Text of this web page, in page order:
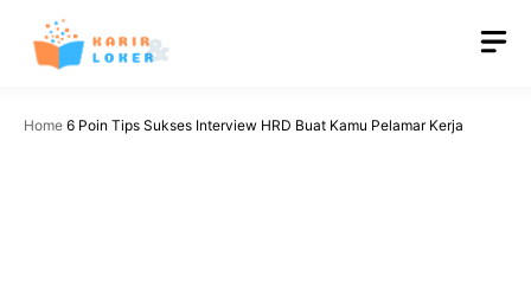
Langsung
Home 6 Poin Tips Sukses Interview HRD Buat Kamu Pelamar Kerja